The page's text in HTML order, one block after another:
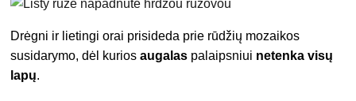
Drėgni ir lietingi orai prisideda prie rūdžių mozaikos
susidarymo, dėl kuriosaugalas palaipsniui netenka visų
lapų.